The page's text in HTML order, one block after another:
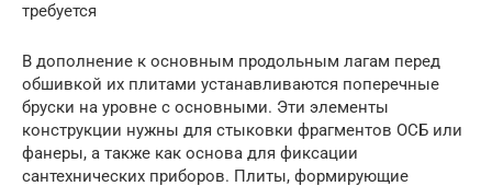
требуется
В дополнение к основным продольным лагам перед
обшивкой их плитами устанавливаются поперечные
бруски на уровне с основными. Эти элементы
конструкции нужны для стыковки фрагментов ОСБ или
фанеры, а также как основа для фиксации
сантехнических приборов. Плиты, формирующие